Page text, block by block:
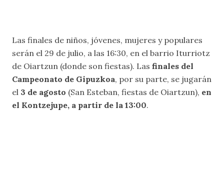
Las finales de niños, jóvenes, mujeres y populares
serán el 29 de julio, a las 16:30, en el barrio Iturriotz
de Oiartzun (donde son fiestas). Las finales del
Campeonato de Gipuzkoa, por su parte, se jugarán
el 3 de agosto (San Esteban, fiestas de Oiartzun), en
el Kontzejupe, a partir de la 13:00.